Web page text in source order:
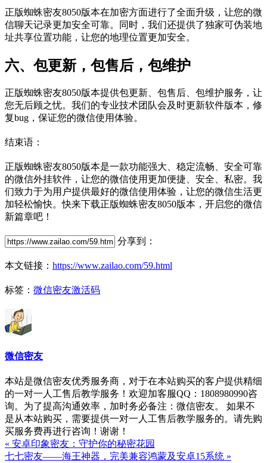
正版蜘蛛密友8050版本在加密方面进行了全面升级，让您的微
信聊天记录更加安全可靠。同时，我们还提供了独家可伪装地
址共享位置功能，让您的地理位置更加安全。
六、包更新，包售后，包维护
正版蜘蛛密友8050版本提供包更新、包售后、包维护服务，让
您无后顾之忧。我们的专业技术团队会及时更新软件版本，修
复bug，保证您的微信使用体验。
结束语：
正版蜘蛛密友8050版本是一款功能强大、稳定流畅、安全可靠
的微信外挂软件，让您的微信使用更加便捷、安全、私密。我
们致力于为用户提供最好的微信使用体验，让您的微信生活更
加轻松愉快。快来下载正版蜘蛛密友8050版本，开启您的微信
新篇章吧！
分享到：
本文链接： https://www.zailao.com/59.html
标签： 微信密友激活码
微信密友
本站是微信密友优秀服务商，对于在本站购买的客户提供精细
的一对一人工售后教学服务！欢迎加客服QQ：1808980990咨
询。为了提高沟通效率，加时务必备注：微信密友。 如果不
是从本站购买，需要提供一对一人工售后教学服务的。请先购
买服务费再进行咨询！谢谢！
« 安卓印象密友：守护你的秘密花园
七七密友——海王神器，完美兼容鸿蒙及安卓15系统 »